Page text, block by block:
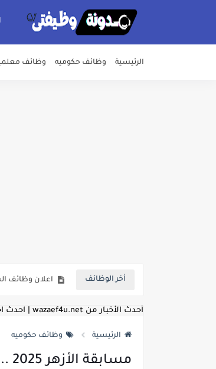
الرئيسية وظائف حكوميه وظائف
أخر الوظائف مسابقة معلمي
أحدث الأخبار من wazaef4u.net | احدث اخبار الوظائف
الرئيسية وظائف حكوميه